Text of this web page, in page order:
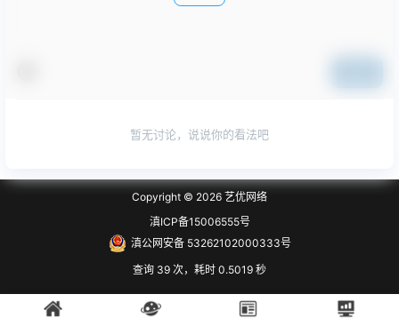
暂无讨论，说说你的看法吧
Copyright © 2026 艺优网络
滇ICP备15006555号
滇公网安备 53262102000333号
查询 39 次，耗时 0.5019 秒